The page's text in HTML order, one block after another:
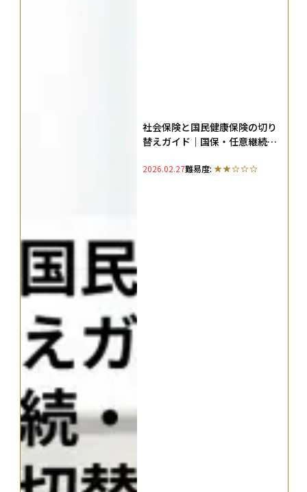
社会保険と国民健康保険の切り
替えガイド｜国保・任意継続・
順を解説
2026.02.27難易度: